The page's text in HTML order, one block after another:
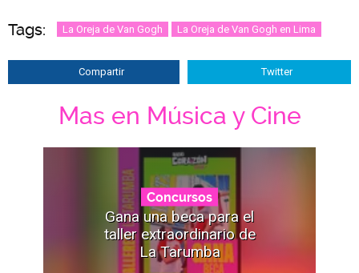
Tags: La Oreja de Van Gogh La Oreja de Van Gogh en Lima
Compartir Twitter
Mas en Música y Cine
Concursos
Gana una beca para el
taller extraordinario de
La Tarumba